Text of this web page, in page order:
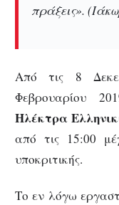
πράξεις».
Από τις 8
Φεβρουαρίου
Ηλέκτρα
από τις 15:00
υποκριτικής.
Το εν λόγω